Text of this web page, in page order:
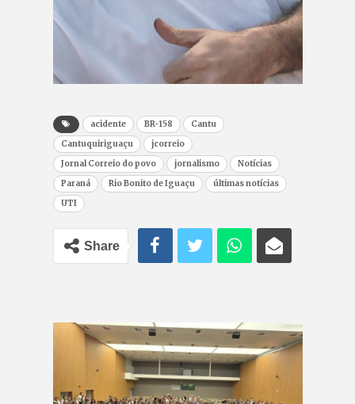
acidente BR-158
Cantu
Cantuquiriguaçu
jcorreio
Jornal Correio do povo
jornalismo
Notícias
Paraná
Rio Bonito de Iguaçu
últimas notícias
UTI
Share